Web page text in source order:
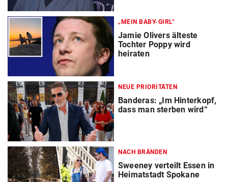
„MEIN BABY-GIRL“
Jamie Olivers älteste
Tochter Poppy wird
heiraten
NEUE PRIORITÄTEN
Banderas: „Im Hinterkopf,
dass man sterben wird“
NACH BRÄNDEN
Sweeney verteilt Essen in
Heimatstadt Spokane